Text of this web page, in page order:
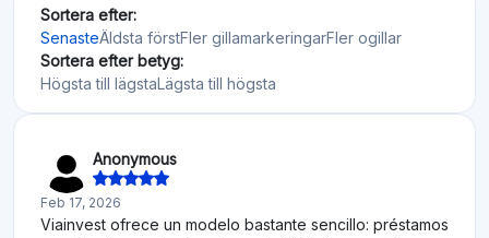
Sortera efter:
SenasteÄldsta förstFler gillamarkeringarFler ogillar
Sortera efter betyg:
Högsta till lägstaLägsta till högsta
Anonymous
Feb 17, 2026
Viainvest ofrece un modelo bastante sencillo: préstamos